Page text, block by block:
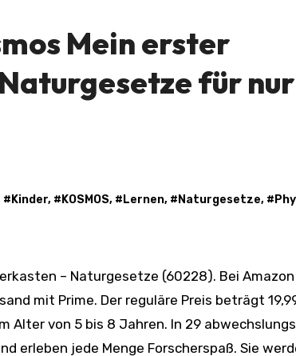
Mein erster
für nur
# Kinder, # KOSMOS, # Lernen, # Naturgesetze, #
mit Prime. Der reguläre Preis beträgt
von 5 bis 8 Jahren. In 29
erleben jede Menge Forscherspaß. Sie